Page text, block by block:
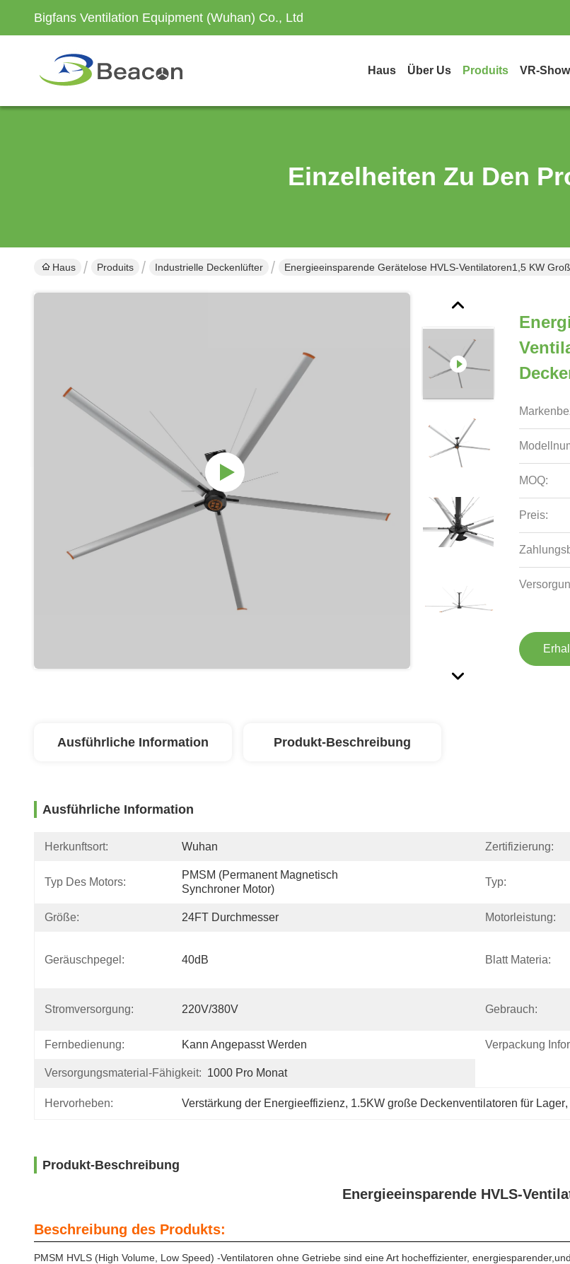
Bigfans Ventilation Equipment (Wuhan) Co., Ltd
Haus Über Us Produits VR-Show
Einzelheiten Zu Den
Haus Produits Industrielle Deckenlüfter Energieeinsparende Gerätelose HVLS-Ventilatoren1,5 KW
MOQ:
Preis:
Ausführliche Information Produkt-Beschreibung
Ausführliche Information
Herkunftsort: Wuhan Zertifizierung:
Typ Des Motors:
PMSM (permanent Magnetisch
Synchroner Motor)
Typ:
Größe: 24FT Durchmesser Motorleistung:
Geräuschpegel: 40dB Blatt Materia:
Stromversorgung: 220V/380V Gebrauch:
Fernbedienung: Kann Angepasst Werden Verpackung
Versorgungsmaterial-Fähigkeit: 1000 Pro Monat
Hervorheben: Verstärkung der Energieeffizienz, 1.5KW große Deckenventilatoren für Lager,
Produkt-Beschreibung
Energieeinsparende HVLS-
Beschreibung des Produkts:
PMSM HVLS (High Volume, Low Speed) -Ventilatoren ohne Getriebe sind eine Art hocheffizienter,